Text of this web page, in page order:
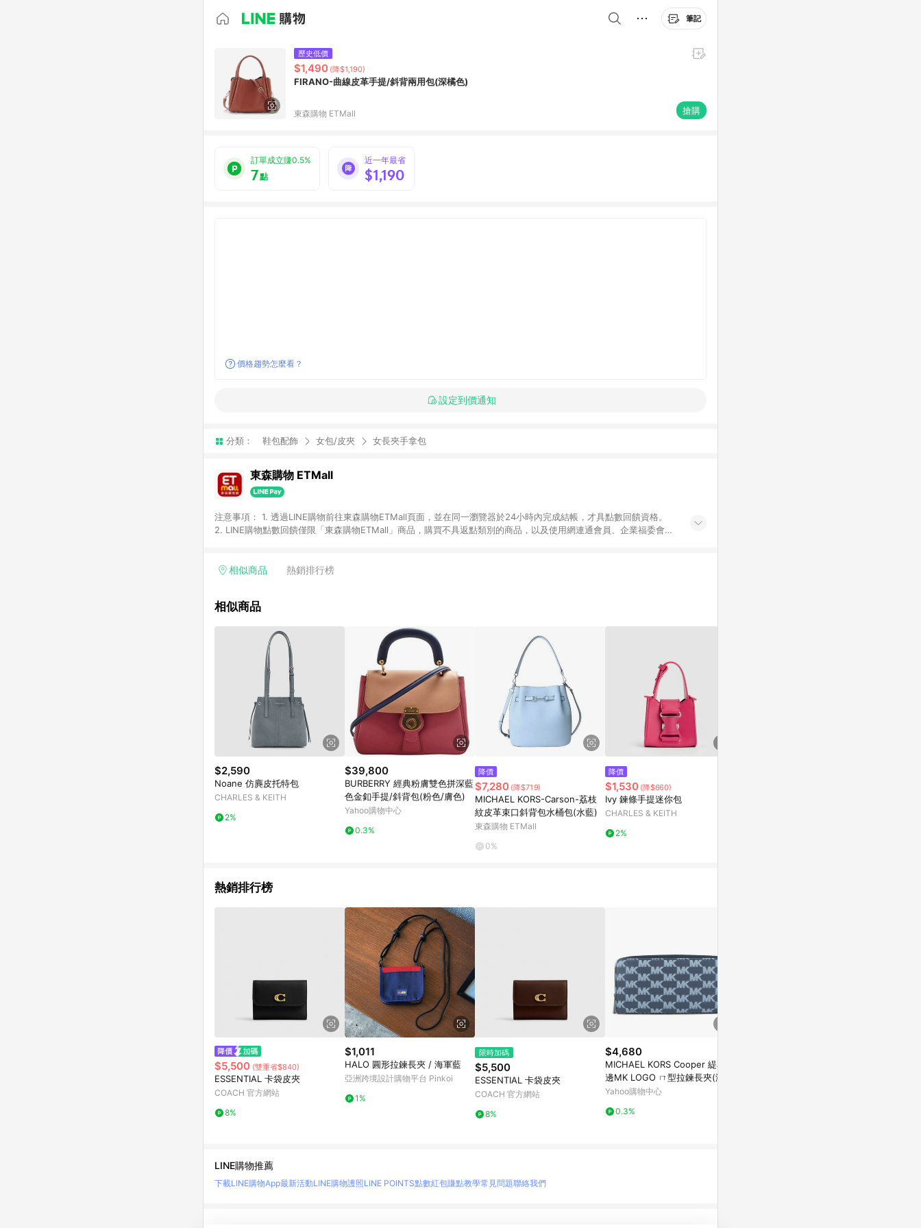
筆記
歷史低價
$1,490 (降$1,190)
FIRANO-曲線皮革手提/斜背兩用包(深橘色)
東森購物 ETMall 搶購
訂單成立賺0.5%
7點
近一年最省
$1,190
價格趨勢怎麼看？
設定到價通知
分類： 鞋包配飾 女包/皮夾 女長夾手拿包
東森購物 ETMall
注意事項： 1. 透過LINE購物前往東森購物ETMall頁面，並在同一瀏覽器於24小時內完成結帳，才具點數回饋資格。
2. LINE購物點數回饋僅限「東森購物ETMall」商品，購買不具返點類別的商品，以及使用網連通會員、企業福委會員
「草莓網」全館商品。 4. 如取消訂單、退貨、退款或購物中登出東森購物ETMall，將無法獲得點數回饋。 5. 點數回
面顯示為準。 7. LINE購物設有「單一商品最高回饋點數」機制(特殊活動時開放「回饋無上限」)，以同一訂單中同一
品資料更新會有時間差，如顯示之商品規格、顏色、價位、贈品與東森購物ETMall銷售網頁不符，以銷售網頁標示為
準。 9. 若有贈點爭議，請務必於訂單日期+180天以內至LINE購物客服洽詢；若超過180天(含)以上進行申訴，恕無法
贈點回饋。 10. 部分點數紅包僅限指定商品使用，或不適用於無回饋商品。各點數紅包之適用商品與使用條件請依點數
紅包頁面規則為準。
相似商品 熱銷排行榜
相似商品
$2,590
Noane 仿麂皮托特包
CHARLES & KEITH
2%
$39,800
BURBERRY 經典粉膚雙色拼深藍
色金釦手提/斜背包(粉色/膚色)
Yahoo購物中心
0.3%
降價
$7,280 (降$719)
MICHAEL KORS-Carson-荔枝
紋皮革束口斜背包水桶包(水藍)
東森購物 ETMall
0%
降價
$1,530 (降$660)
Ivy 鍊條手提迷你包
CHARLES & KEITH
2%
熱銷排行榜
$5,500 (雙重省$840)
ESSENTIAL 卡袋皮夾
COACH 官方網站
8%
$1,011
HALO 圓形拉鍊長夾 / 海軍藍
亞洲跨境設計購物平台 Pinkoi
1%
限時加碼
$5,500
ESSENTIAL 卡袋皮夾
COACH 官方網站
8%
$4,680
MICHAEL KORS Cooper 緹花描
邊MK LOGO ㄇ型拉鍊長夾(海軍
藍)
Yahoo購物中心
0.3%
LINE購物推薦
下載LINE購物App最新活動LINE購物護照LINE POINTS點數紅包賺點教學常見問題聯絡我們